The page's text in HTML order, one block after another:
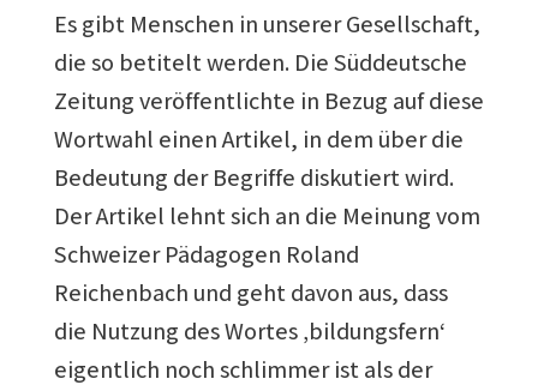
Es gibt Menschen in unserer Gesellschaft,
die so betitelt werden. Die Süddeutsche
Zeitung veröffentlichte in Bezug auf diese
Wortwahl einen Artikel, in dem über die
Bedeutung der Begriffe diskutiert wird.
Der Artikel lehnt sich an die Meinung vom
Schweizer Pädagogen Roland
Reichenbach und geht davon aus, dass
die Nutzung des Wortes ‚bildungsfern‘
eigentlich noch schlimmer ist als der